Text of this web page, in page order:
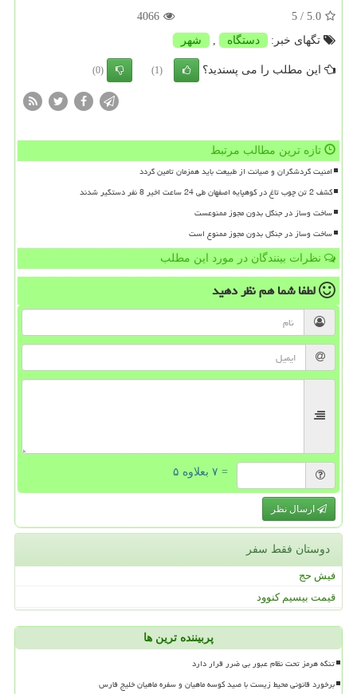
5.0
/ 5
4066
تگهای خبر:
دستگاه , شهر
این مطلب را می پسندید؟ (1)
(0)
تازه ترین مطالب مرتبط
امنیت گردشگران و صیانت از طبیعت باید همزمان تامین گردد
کشف 2 تن چوب تاغ در کوهپایه اصفهان طی 24 ساعت اخیر 8 نفر دستگیر شدند
ساخت وساز در جنگل بدون مجوز ممنوعست
ساخت وساز در جنگل بدون مجوز ممنوع است
نظرات بینندگان در مورد این مطلب
لطفا شما همنظر دهید
= ۷ بعلاوه ۵
ارسال نظر
دوستان فقط سفر
فیش حج
قیمت بیسیم کنوود
پربیننده ترین ها
تنگه هرمز تحت نظام عبور بی ضرر قرار دارد
برخورد قانونی محیط زیست با صید کوسه ماهیان و سفره ماهیان خلیج فارس